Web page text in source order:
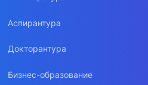
Аспирантура
Докторантура
Бизнес-образование